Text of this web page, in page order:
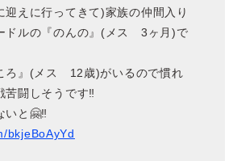
迎えに行ってきて)家族の仲間入り
ドルの『のんの』(メス 3ヶ月)で
ろ』(メス 12歳)がいるので慣れ
苦闘しそうです‼️
いと🤗‼️
bkjeBoAyYd